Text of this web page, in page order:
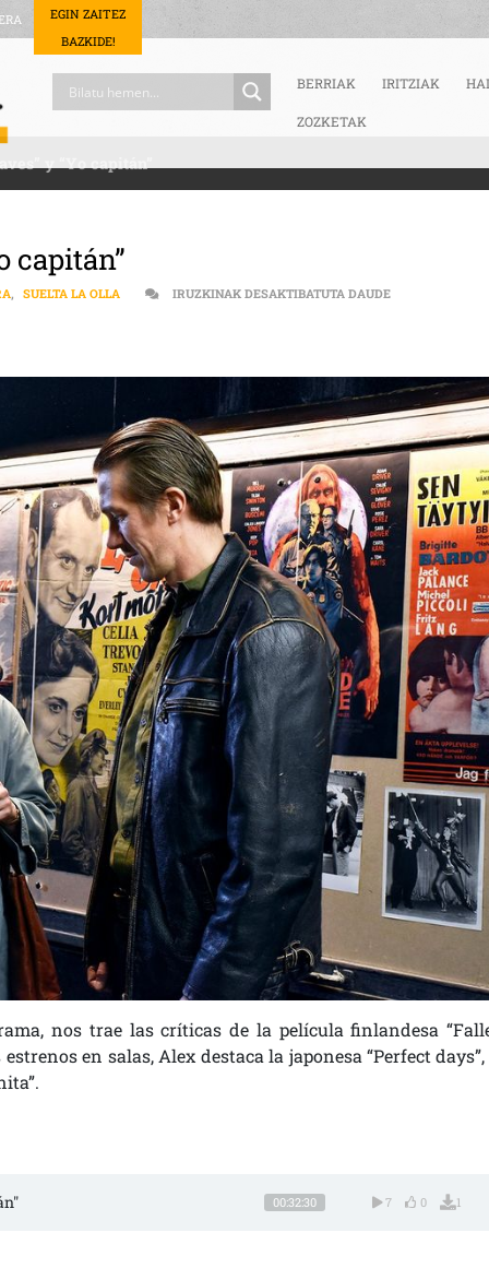
EGIN ZAITEZ
BAZKIDE!
BERRIAK IRITZIAK
ZOZKETAK
y “Yo capitán”
capitán”
, SUELTA LA OLLA IRUZKINAK DESAKTIBATUTA DAUDEEL GALLINERO |
nos trae las críticas de la película finlandesa
en salas, Alex destaca la japonesa “Perfect
00:32:30 7 0 1